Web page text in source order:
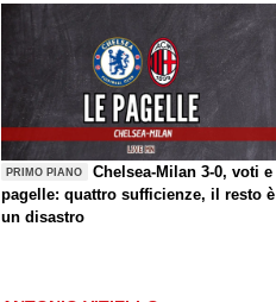
PRIMO PIANO
Chelsea-Milan 3-0, voti e
pagelle: quattro sufficienze, il resto è
un disastro